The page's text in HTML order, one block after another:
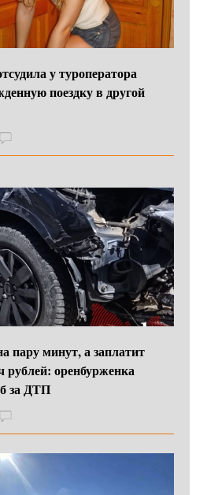
у туроператора
поездку в другой
пару минут, а заплатит
рублей: оренбурженка
за ДТП